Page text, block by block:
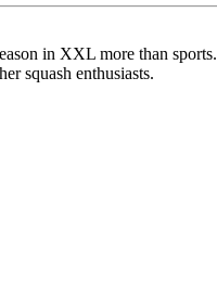
in XXL more than sports.
squash enthusiasts.